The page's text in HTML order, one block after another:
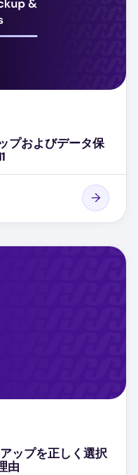
プおよびデータ保
ップを正しく選択
由